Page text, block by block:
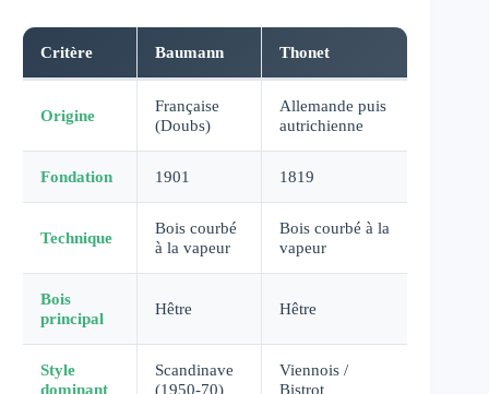
Critère Baumann Thonet
Origine
Française
(Doubs)
Allemande puis
autrichienne
Fondation 1901 1819
Technique
Bois courbé
à la vapeur
Bois courbé à la
vapeur
Bois
principal
Hêtre Hêtre
Style
dominant
Scandinave
(1950-70)
Viennois /
Bistrot